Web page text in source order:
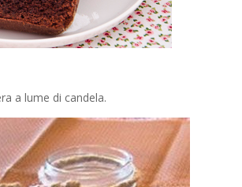
a lume di candela.